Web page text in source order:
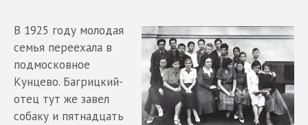
В 1925 году молодая
семья переехала в
подмосковное
Кунцево. Багрицкий-
отец тут же завел
собаку и пятнадцать